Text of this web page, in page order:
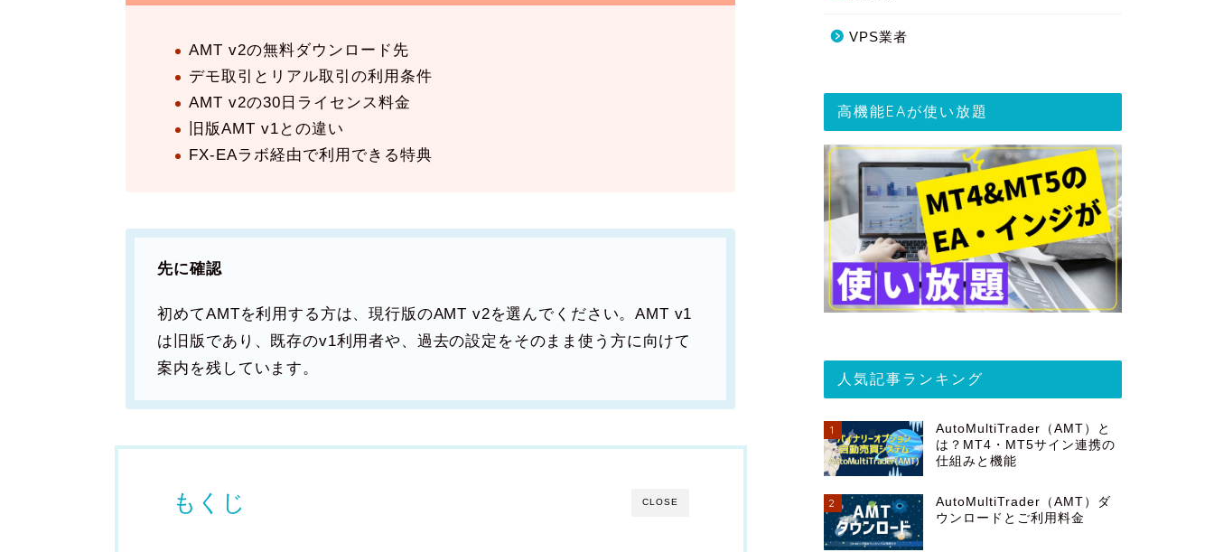
AMT v2の無料ダウンロード先
デモ取引とリアル取引の利用条件
AMT v2の30日ライセンス料金
旧版AMT v1との違い
FX-EAラボ経由で利用できる特典
先に確認
初めてAMTを利用する方は、現行版のAMT v2を選んでください。AMT v1
は旧版であり、既存のv1利用者や、過去の設定をそのまま使う方に向けて
案内を残しています。
CLOSE
もくじ
VPS業者
高機能EAが使い放題
人気記事ランキング
1
AutoMultiTrader（AMT）と
は？MT4・MT5サイン連携の
仕組みと機能
2
AutoMultiTrader（AMT）ダ
ウンロードとご利用料金